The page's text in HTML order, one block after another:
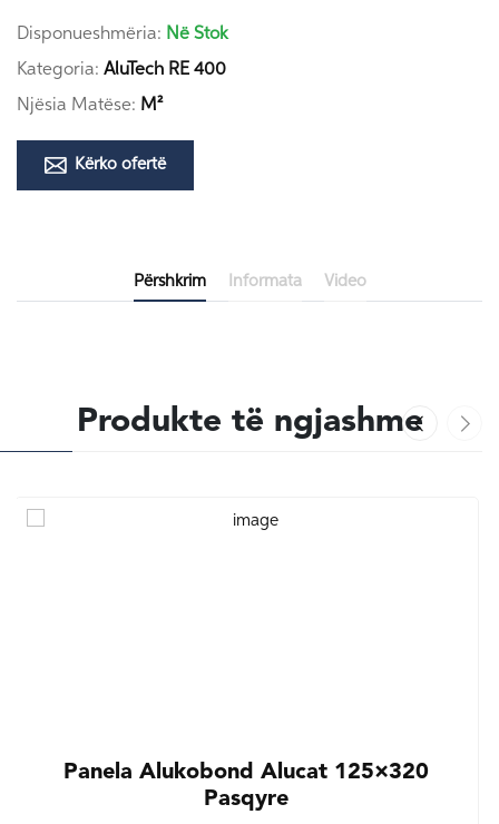
Disponueshmëria: Në Stok
Kategoria: AluTech RE 400
Njësia Matëse: M²
Kërko ofertë
Përshkrim Informata Video
Produkte të ngjashme
Panela Alukobond Alucat 125×320
Pasqyre